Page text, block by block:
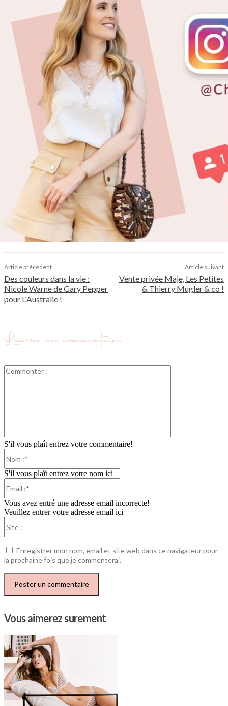
Article précédent
Des couleurs dans la vie :
Nicole Warne de Gary Pepper
pour L'Australie !
Article suivant
Vente privée Maje, Les Petites
& Thierry Mugler & co !
Laisser un commentaire
S'il vous plaît entrez votre commentaire!
S'il vous plaît entrez votre nom ici
Vous avez entré une adresse email incorrecte!
Veuillez entrer votre adresse email ici
Enregistrer mon nom, email et site web dans ce navigateur pour
la prochaine fois que je commenterai.
Vous aimerez surement